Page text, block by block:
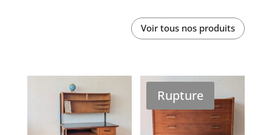
Voir tous nos produits
Rupture